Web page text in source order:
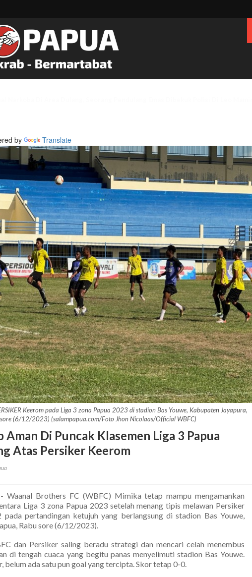
by Translate
Keerom pada Liga 3 zona Papua 2023 di stadion Bas Youwe, Kabupaten Jayapura,
sore (6/12/2023) (salampapua.com/Foto Jhon Nicolaas/Official WBFC)
Di Puncak Klasemen Liga 3 Papua
Atas Persiker Keerom
- Waanal Brothers FC (WBFC) Mimika tetap mampu mengamankan
Liga 3 zona Papua 2023 setelah menang tipis melawan Persiker
pertandingan ketujuh yang berlangsung di stadion Bas Youwe,
Rabu sore (6/12/2023).
dan Persiker saling beradu strategi dan mencari celah menembus
di tengah cuaca yang begitu panas menyelimuti stadion Bas Youwe.
ada satu pun goal yang tercipta. Skor tetap 0-0.